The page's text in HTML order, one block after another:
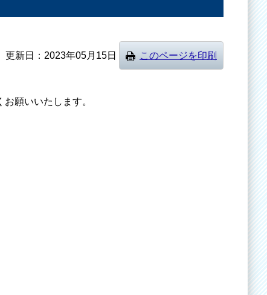
更新日 2023年05月15日 このページを印刷
願いいたします。